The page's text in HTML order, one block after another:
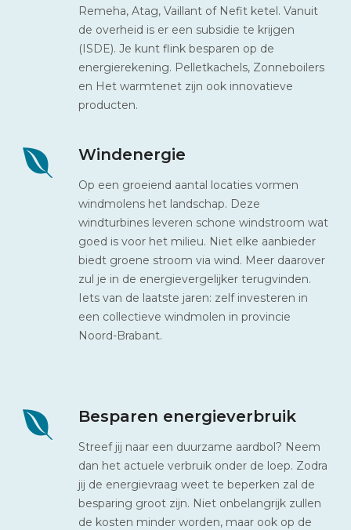
Remeha, Atag, Vaillant of Nefit ketel. Vanuit
de overheid is er een subsidie te krijgen
(ISDE). Je kunt flink besparen op de
energierekening. Pelletkachels, Zonneboilers
en Het warmtenet zijn ook innovatieve
producten.
Windenergie
Op een groeiend aantal locaties vormen
windmolens het landschap. Deze
windturbines leveren schone windstroom wat
goed is voor het milieu. Niet elke aanbieder
biedt groene stroom via wind. Meer daarover
zul je in de energievergelijker terugvinden.
Iets van de laatste jaren: zelf investeren in
een collectieve windmolen in provincie
Noord-Brabant.
Besparen energieverbruik
Streef jij naar een duurzame aardbol? Neem
dan het actuele verbruik onder de loep. Zodra
jij de energievraag weet te beperken zal de
besparing groot zijn. Niet onbelangrijk zullen
de kosten minder worden, maar ook op de